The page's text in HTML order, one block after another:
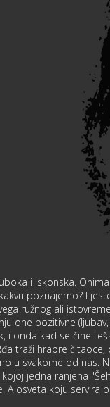
i iskonska.
poznajemo? I
ružnog ali
one pozitivne
i onda kad se čine
traži hrabre čitaoce,
u svakome od nas.
jedna ranjena
osveta koju servira